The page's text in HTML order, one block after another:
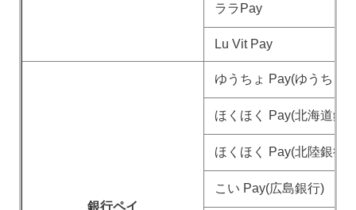
ララPay
Lu Vit Pay
銀行ペイ
ゆうちょ Pay(ゆうちょ
ほくほく Pay(北海道銀
ほくほく Pay(北陸銀行)
こい Pay(広島銀行)